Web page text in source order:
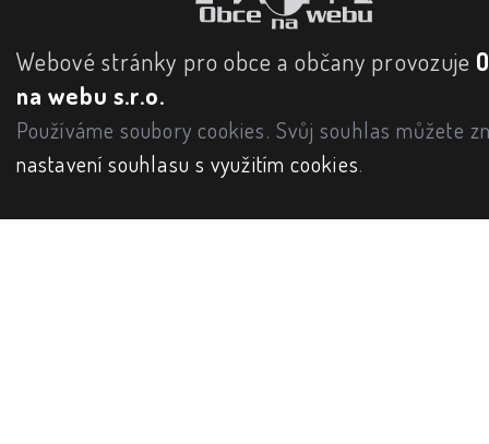
Webové stránky pro obce a občany provozuje
na webu s.r.o.
Používáme soubory cookies. Svůj souhlas můžete
nastavení souhlasu s využitím cookies.